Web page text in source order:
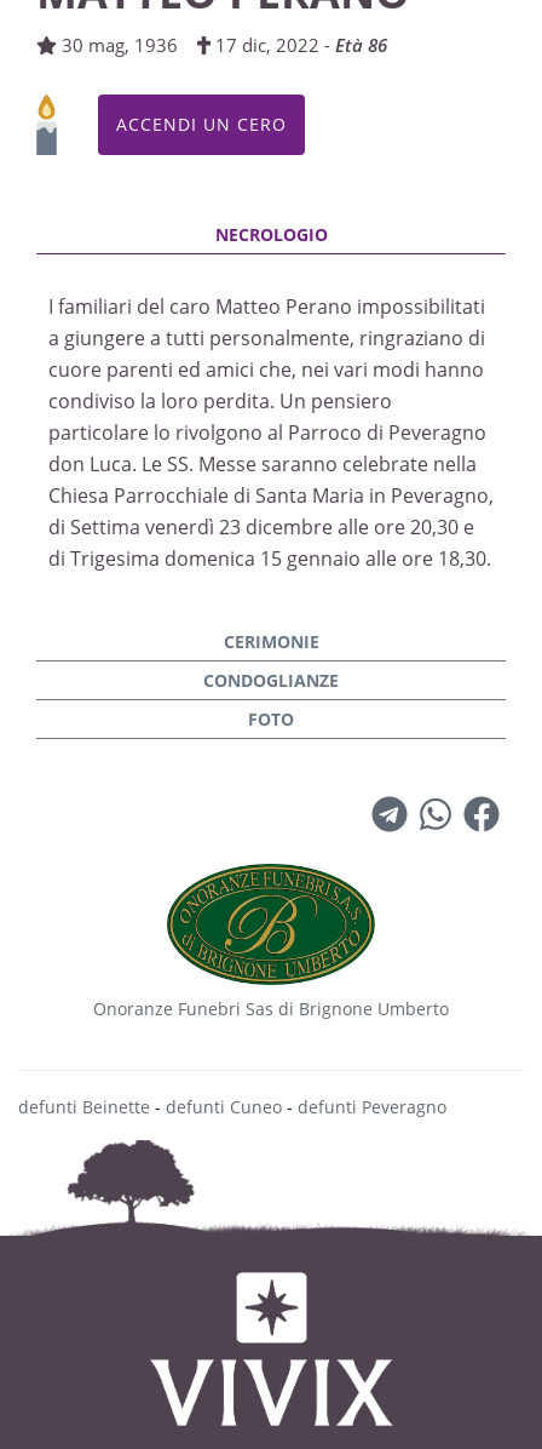
30 mag, 1936 17 dic, 2022 -Età 86
ACCENDI UN CERO
I familiari del caro Matteo Perano impossibilitati
a giungere a tutti personalmente, ringraziano di
cuore parenti ed amici che, nei vari modi hanno
condiviso la loro perdita. Un pensiero
particolare lo rivolgono al Parroco di Peveragno
don Luca. Le SS. Messe saranno celebrate nella
Chiesa Parrocchiale di Santa Maria in Peveragno,
di Settima venerdì 23 dicembre alle ore 20,30 e
di Trigesima domenica 15 gennaio alle ore 18,30.
Onoranze Funebri Sas di Brignone Umberto
defunti Beinette - defunti Cuneo - defunti Peveragno